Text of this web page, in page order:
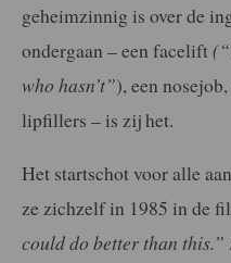
geheimzinnig is over de
ondergaan – een facelift
who hasn’t”), een
lipfillers – is zij het.
Het startschot voor alle
ze zichzelf in 1985 in de
could do better than this.”